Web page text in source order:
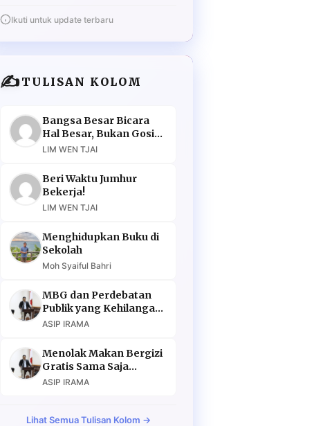
Ikuti untuk update terbaru
✍️TULISAN KOLOM
Bangsa Besar Bicara
Hal Besar, Bukan Gosip
Murahan
LIM WEN TJAI
Beri Waktu Jumhur
Bekerja!
LIM WEN TJAI
Menghidupkan Buku di
Sekolah
Moh Syaiful Bahri
MBG dan Perdebatan
Publik yang Kehilangan
Argumen
ASIP IRAMA
Menolak Makan Bergizi
Gratis Sama Saja
Menolak Masa Depan
ASIP IRAMA
Lihat Semua Tulisan Kolom →